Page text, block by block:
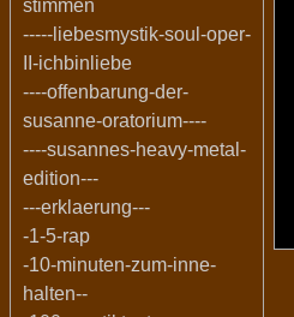
stimmen
-----liebesmystik-soul-oper-
II-ichbinliebe
----offenbarung-der-
susanne-oratorium----
----susannes-heavy-metal-
edition---
---erklaerung---
-1-5-rap
-10-minuten-zum-inne-
halten--